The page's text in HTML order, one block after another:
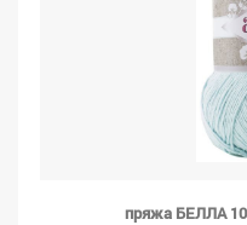
пряжа БЕЛЛА